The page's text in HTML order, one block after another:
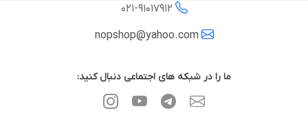
021-91017912
ما را در شبکه های اجتماعی دنبال کنید: